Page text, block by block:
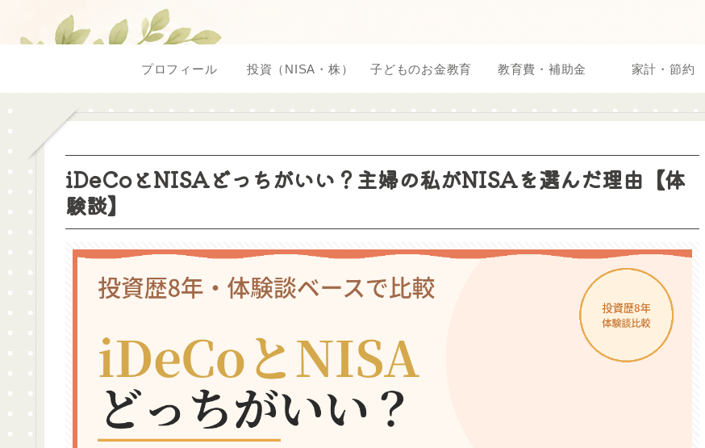
プロフィール 投資（NISA・株） 子どものお金教育 教育費・補助金 家計・節約
iDeCoとNISAどっちがいい？主婦の私がNISAを選んだ理由【体
験談】